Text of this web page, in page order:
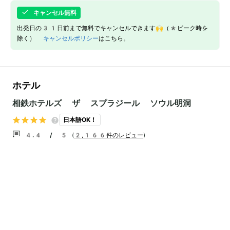
キャンセル無料
出発日の31日前まで無料でキャンセルできます🙌（*ピーク時を
除く） キャンセルポリシーはこちら。
ホテル
相鉄ホテルズ ザ スプラジール ソウル明洞
日本語OK！
4.4 / 5 ( 2,166件のレビュー)